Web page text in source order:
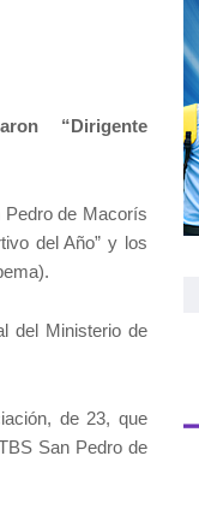
“Dirigente
Pedro de Macorís
del Año” y los
del Ministerio de
de 23, que
San Pedro de